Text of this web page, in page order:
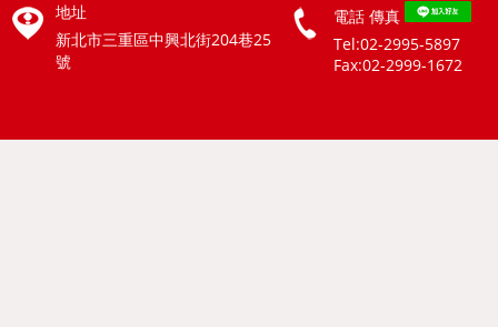
地址
新北市三重區中興北街204巷25
號
電話 傳真
Tel:02-2995-5897
Fax:02-2999-1672